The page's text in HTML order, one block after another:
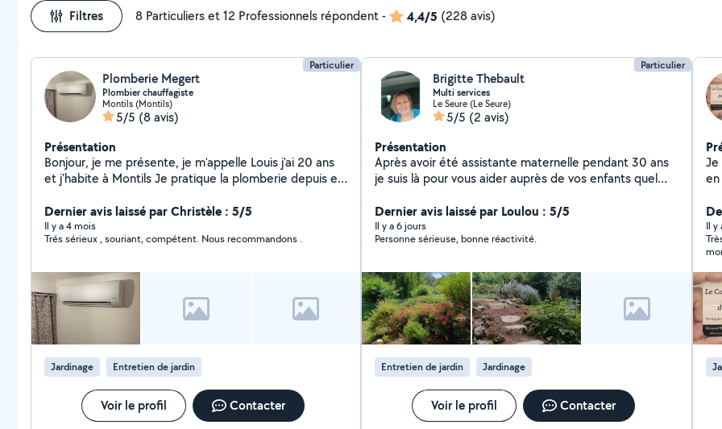
Filtres 8 Particuliers et 12 Professionnels répondent- 4,4/5 (228 avis)
Particulier
Plomberie Megert
Plombier chauffagiste
Montils (Montils)
5/5 (8 avis)
Présentation
Bonjour, je me présente, je m'appelle Louis j'ai 20 ans
et j'habite à Montils Je pratique la plomberie depuis et
avez besoin d'aide, contactez-moi sans aucune crainte.
Bonne soirée à tout le monde.
Dernier avis laissé par Christèle : 5/5
Il y a 4 mois
Trés sérieux , souriant, compétent. Nous recommandons .
Jardinage Entretien de jardin
Voir le profil Contacter
Particulier
Brigitte Thebault
Multi services
Le Seure (Le Seure)
5/5 (2 avis)
Présentation
Après avoir été assistante maternelle pendant 30 ans
je suis là pour vous aider auprès de vos enfants quel
sortie d'école exetera je suis une personne ponctuelle
douce aimable je suis également véhiculé avec des
horaires flexibles mon mari lui propose en parallèle ses
Dernier avis laissé par Loulou : 5/5
Il y a 6 jours
Personne sérieuse, bonne réactivité.
Entretien de jardin Jardinage
Voir le profil Contacter
Je
je
Il y